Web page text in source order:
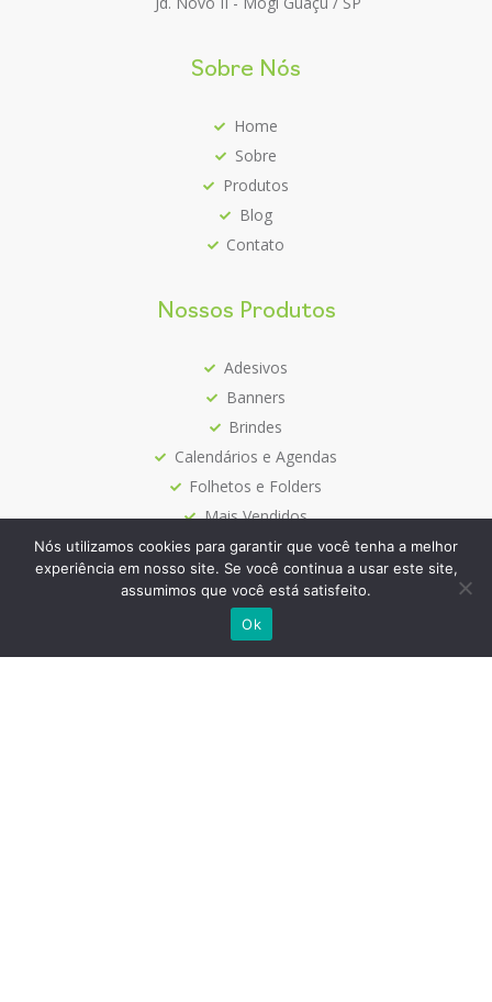
Sobre Nós
Home
Sobre
Produtos
Blog
Contato
Nossos Produtos
Adesivos
Banners
Brindes
Calendários e Agendas
Folhetos e Folders
Mais Vendidos
Papelaria
Siga-nos
Nós utilizamos cookies para garantir que você tenha a melhor
experiência em nosso site. Se você continua a usar este site,
assumimos que você está satisfeito.
Ok